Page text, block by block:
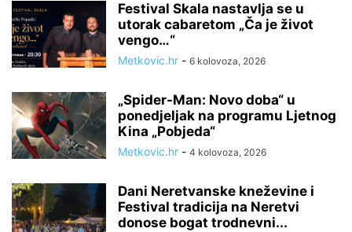
Festival Skala nastavlja se u
utorak cabaretom „Ča je život
vengo…“
Metkovic.hr - 6 kolovoza, 2026
„Spider-Man: Novo doba“ u
ponedjeljak na programu Ljetnog
Kina „Pobjeda“
Metkovic.hr - 4 kolovoza, 2026
Dani Neretvanske kneževine i
Festival tradicija na Neretvi
donose bogat trodnevni...